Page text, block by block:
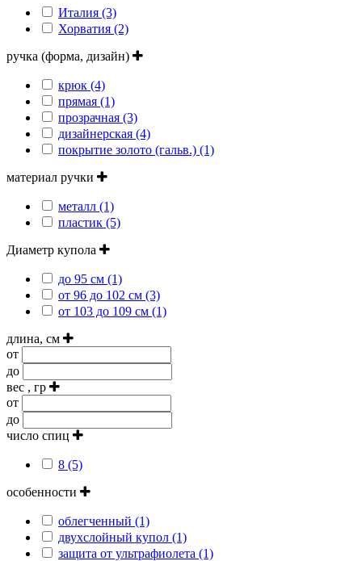
Италия (3)
Хорватия (2)
ручка (форма, дизайн)
крюк (4)
прямая (1)
прозрачная (3)
дизайнерская (4)
покрытие золото (гальв.) (1)
материал ручки
металл (1)
пластик (5)
Диаметр купола
до 95 см (1)
от 96 до 102 см (3)
от 103 до 109 см (1)
длина, см
от
до
вес , гр
от
до
число спиц
8 (5)
особенности
облегченный (1)
двухслойный купол (1)
защита от ультрафиолета (1)